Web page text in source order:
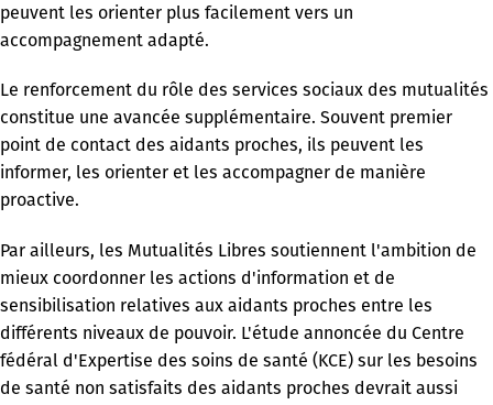
peuvent les orienter plus facilement vers un
accompagnement adapté.
Le renforcement du rôle des services sociaux des mutualités
constitue une avancée supplémentaire. Souvent premier
point de contact des aidants proches, ils peuvent les
informer, les orienter et les accompagner de manière
proactive.
Par ailleurs, les Mutualités Libres soutiennent l'ambition de
mieux coordonner les actions d'information et de
sensibilisation relatives aux aidants proches entre les
différents niveaux de pouvoir. L'étude annoncée du Centre
fédéral d'Expertise des soins de santé (KCE) sur les besoins
de santé non satisfaits des aidants proches devrait aussi